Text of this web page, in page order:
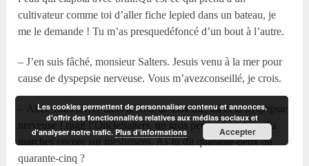
cultivateur comme toi d’aller fiche lepied dans un bateau, je
me le demande ! Tu m’as presquedéfoncé d’un bout à l’autre.
– J’en suis fâché, monsieur Salters. Jesuis venu à la mer pour
cause de dyspepsie nerveuse. Vous m’avezconseillé, je crois.
– Allez vous noyer dans leTrou-de-Baleine, toi et ta dyspepsie
nerveuse ! rugit l’OncleSalters, un gros petit pot à tabac. Tu
marches encore sur mesbrisées. As-tu dit quarante-deux ou
quarante-cinq ?
Les cookies permettent de personnaliser contenu et annonces,
d'offrir des fonctionnalités relatives aux médias sociaux et
d'analyser notre trafic.Plus d’informations Accepter